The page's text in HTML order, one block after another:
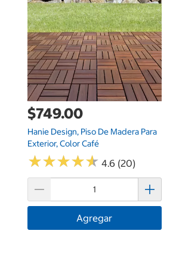
$749.00
Hanie Design, Piso De Madera Para
Exterior, Color Café
★★★★★
★★★★★ 4.6 (20)
Agregar